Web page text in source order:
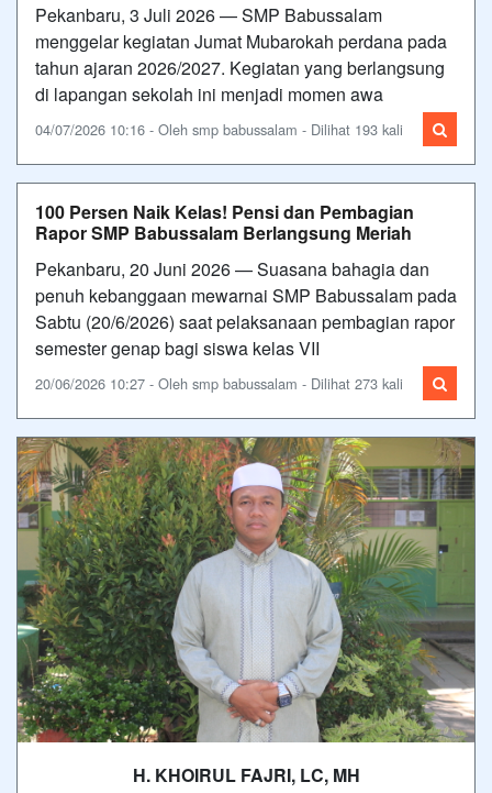
Pekanbaru, 3 Juli 2026 — SMP Babussalam
menggelar kegiatan Jumat Mubarokah perdana pada
tahun ajaran 2026/2027. Kegiatan yang berlangsung
di lapangan sekolah ini menjadi momen awa
04/07/2026 10:16 - Oleh smp babussalam - Dilihat 193 kali
100 Persen Naik Kelas! Pensi dan Pembagian
Rapor SMP Babussalam Berlangsung Meriah
Pekanbaru, 20 Juni 2026 — Suasana bahagia dan
penuh kebanggaan mewarnai SMP Babussalam pada
Sabtu (20/6/2026) saat pelaksanaan pembagian rapor
semester genap bagi siswa kelas VII
20/06/2026 10:27 - Oleh smp babussalam - Dilihat 273 kali
H. KHOIRUL FAJRI, LC, MH